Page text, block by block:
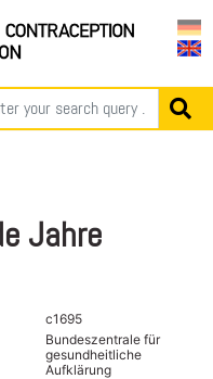
Jahre
c1695
Bundeszentrale für
gesundheitliche
Aufklärung